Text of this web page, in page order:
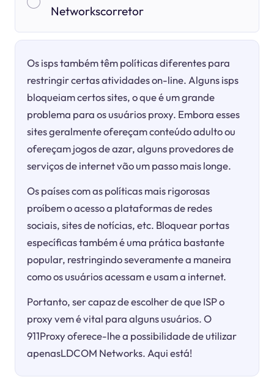
Networkscorretor
Os isps também têm políticas diferentes para
restringir certas atividades on-line. Alguns isps
bloqueiam certos sites, o que é um grande
problema para os usuários proxy. Embora esses
sites geralmente ofereçam conteúdo adulto ou
ofereçam jogos de azar, alguns provedores de
serviços de internet vão um passo mais longe.
Os países com as políticas mais rigorosas
proíbem o acesso a plataformas de redes
sociais, sites de notícias, etc. Bloquear portas
específicas também é uma prática bastante
popular, restringindo severamente a maneira
como os usuários acessam e usam a internet.
Portanto, ser capaz de escolher de que ISP o
proxy vem é vital para alguns usuários. O
911Proxy oferece-lhe a possibilidade de utilizar
apenasLDCOM Networks. Aqui está!